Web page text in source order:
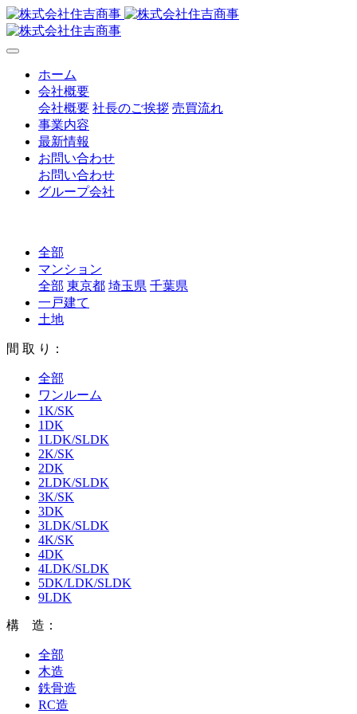
ホーム
会社概要
会社概要 社長のご挨拶 売買流れ
事業内容
最新情報
お問い合わせ
お問い合わせ
グループ会社
全部
マンション
全部 東京都 埼玉県 千葉県
一戸建て
土地
間 取 り：
全部
ワンルーム
1K/SK
1DK
1LDK/SLDK
2K/SK
2DK
2LDK/SLDK
3K/SK
3DK
3LDK/SLDK
4K/SK
4DK
4LDK/SLDK
5DK/LDK/SLDK
9LDK
構 造：
全部
木造
鉄骨造
RC造